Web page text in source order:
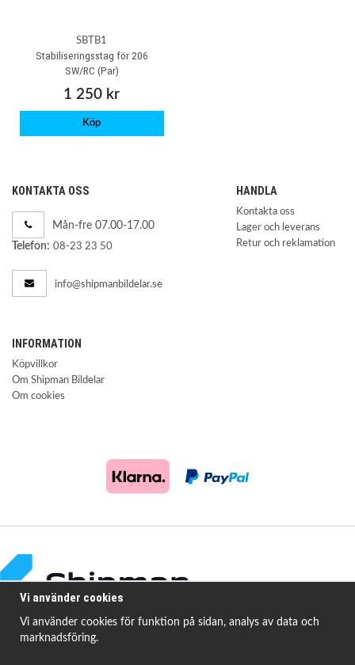
SBTB1
Stabiliseringsstag för 206
SW/RC (Par)
1 250 kr
Köp
KONTAKTA OSS
Mån-fre 07.00-17.00
Telefon: 08-23 23 50
info@shipmanbildelar.se
HANDLA
Kontakta oss
Lager och leverans
Retur och reklamation
INFORMATION
Köpvillkor
Om Shipman Bildelar
Om cookies
Vi använder cookies
Vi använder cookies för funktion på sidan, analys av data och
marknadsföring.